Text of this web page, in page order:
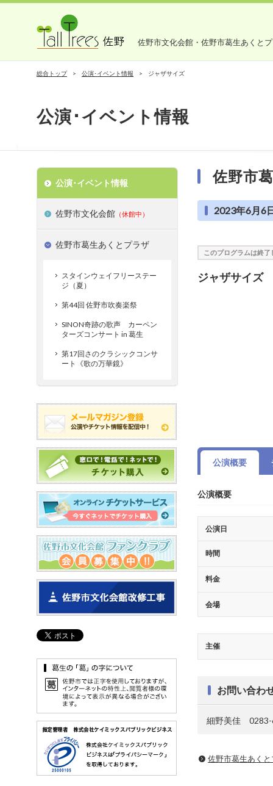
佐野市文化会館・佐野市葛生あくと
総合トップ 公演･イベント情報 ジャザサイズ
公演･イベント情報
佐野市
2023年6月6
このプログラムは終了
ジャザサイズ
公演概要
公演概要
公演日
時間
料金
会場
主催
お問い合わ
細野美佳 0283-
佐野市葛生あく
公演･イベント情報
佐野市文化会館 （休館中）
佐野市葛生あくとプラザ
スタインウェイフリーステー
ジ（夏）
第44回 佐野市吹奏楽祭
SINON奇跡の歌声 カーペン
ターズコンサート in 葛生
第17回さのクラシックコンサ
ート《歌の万華鏡》